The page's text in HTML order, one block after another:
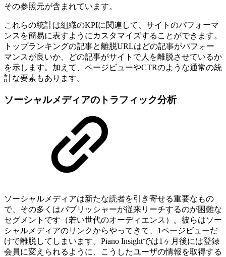
その参照元が含まれています。
これらの統計は組織のKPIに関連して、サイトのパフォーマ
ンスを簡易に表すようにカスタマイズすることができます。
トップランキングの記事と離脱URLはどの記事がパフォー
マンスが良いか、どの記事がサイトで人を離脱させているか
を示します。加えて、ページビューやCTRのような通常の統
計な要素もあります。
ソーシャルメディアのトラフィック分析
ソーシャルメディアは新たな読者を引き寄せる重要なもの
で、その多くはパブリッシャーが従来リーチするのが困難な
セグメントです（若い世代のオーディエンス）。彼らはソー
シャルメディアのリンクからやってきて、1ページビューだ
けで離脱してしまいます。Piano Insightでは1ヶ月後には登録
会員に変えられるように、こうしたユーザの情報を取得する